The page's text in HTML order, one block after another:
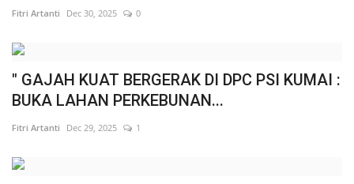
Fitri Artanti Dec 30, 2025 0
" GAJAH KUAT BERGERAK DI DPC PSI KUMAI :
BUKA LAHAN PERKEBUNAN...
Fitri Artanti Dec 29, 2025 1